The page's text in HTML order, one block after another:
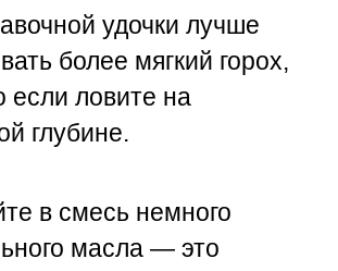
удочки лучше
более мягкий горох,
если ловите на
глубине.
в смесь немного
масла — это